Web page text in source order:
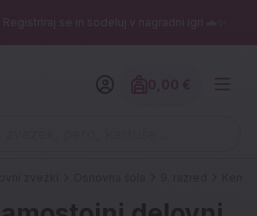
: Registriraj se in sodeluj v nagradni igri 🚗✨
zvezek, pero, kartuše ...)